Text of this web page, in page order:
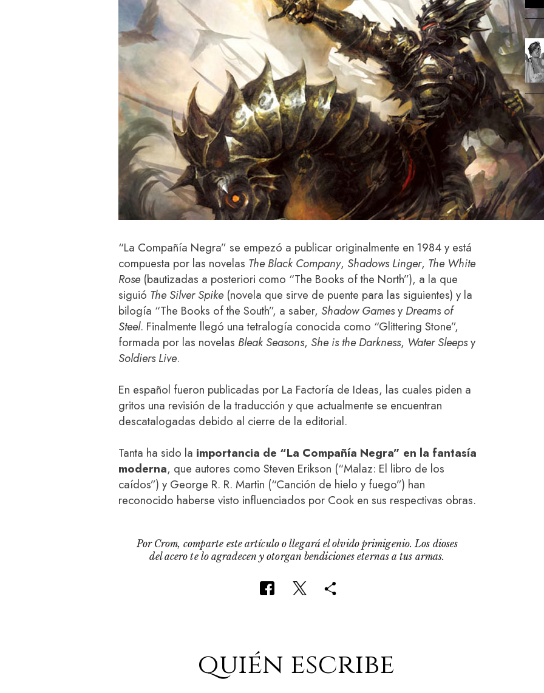
“La Compañía Negra” se empezó a publicar originalmente en 1984 y está
compuesta por las novelas The Black Company, Shadows Linger, The White
Rose (bautizadas a posteriori como “The Books of the North”), a la que
siguió The Silver Spike (novela que sirve de puente para las siguientes) y la
bilogía “The Books of the South”, a saber, Shadow Gamesy Dreams of
Steel. Finalmente llegó una tetralogía conocida como “Glittering Stone”,
formada por las novelas Bleak Seasons, She is the Darkness, Water Sleepsy
Soldiers Live.
En español fueron publicadas por La Factoría de Ideas, las cuales piden a
gritos una revisión de la traducción y que actualmente se encuentran
descatalogadas debido al cierre de la editorial.
Tanta ha sido la importancia de “La Compañía Negra” en la fantasía
moderna, que autores como Steven Erikson (“Malaz: El libro de los
caídos”) y George R. R. Martin (“Canción de hielo y fuego”) han
reconocido haberse visto influenciados por Cook en sus respectivas obras.
Por Crom, comparte este artículo o llegará el olvido primigenio. Los dioses
del acero te lo agradecen y otorgan bendiciones eternas a tus armas.
quién escribe